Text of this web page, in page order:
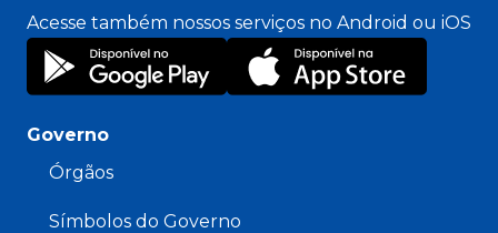
Acesse também nossos serviços no Android ou iOS
Governo
Órgãos
Símbolos do Governo